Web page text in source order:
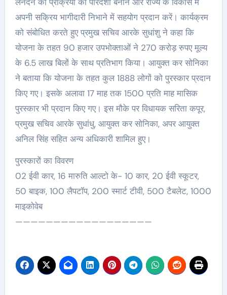
अपनी सक्रिय भागीदारी निभाने में सहयोग प्रदान करें। कार्यक्रम
को संबोधित करते हुए प्रमुख सचिव आरके सुधांशु ने कहा कि
योजना के तहत 90 हजार उपभोक्ताओं ने 270 करोड़ रुपए मूल्य
के 6.5 लाख बिलों के साथ प्रतिभाग किया। आयुक्त कर सोनिका
ने बताया कि योजना के तहत कुल 1888 लोगों को पुरस्कार प्रदान
किए गए। इसके अलावा 17 माह तक 1500 प्रति माह मासिक
पुरस्कार भी प्रदान किए गए। इस मौके पर विधायक सरिता कपूर,
प्रमुख सचिव आरके सुधांधु, आयुक्त कर सोनिका, अपर आयुक्त
अनिल सिंह सहित अन्य अधिकारी शामिल हुए।
पुरस्कारों का विवरण
02 ईवी कार, 16 मारुति आल्टो के- 10 कार, 20 ईवी स्कूटर,
50 बाइक, 100 लैपटॉप, 200 स्मार्ट टीवी, 500 टैबलेट, 1000
माइकोवेब
——————————————————